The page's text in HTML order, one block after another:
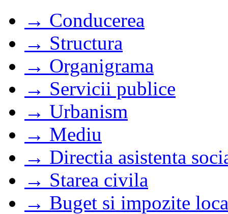
→ Conducerea
→ Structura
→ Organigrama
→ Servicii publice
→ Urbanism
→ Mediu
→ Directia asistenta
→ Starea civila
→ Buget si impozite